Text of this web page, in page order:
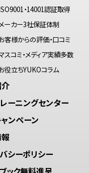
・14001認証取得
ーカー3社保証体制
客様からの評価・口コミ
スコミ・メディア実績多数
役立ちYUKOコラム
ーニングセンター
ンペーン
シーポリシー